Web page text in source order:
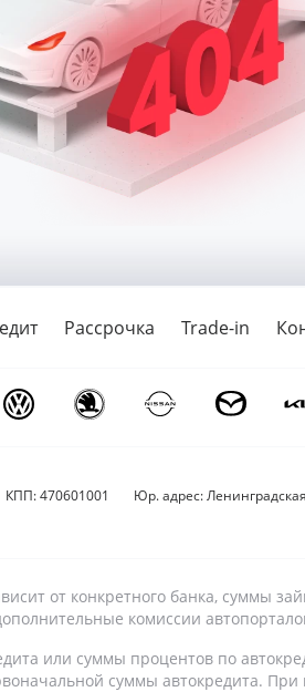
Рассрочка Trade-in
КПП: 470601001
Юр. адрес:
от конкретного банка,
комиссии
или суммы процентов по
суммы автокредита.